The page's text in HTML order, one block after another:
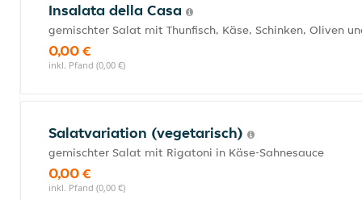
Insalata della Casa
gemischter Salat mit Thunfisch, Käse, Schinken, Oliven
0,00 €
inkl. Pfand (0,00 €)
Salatvariation (vegetarisch)
gemischter Salat mit Rigatoni in Käse-Sahnesauce
0,00 €
inkl. Pfand (0,00 €)